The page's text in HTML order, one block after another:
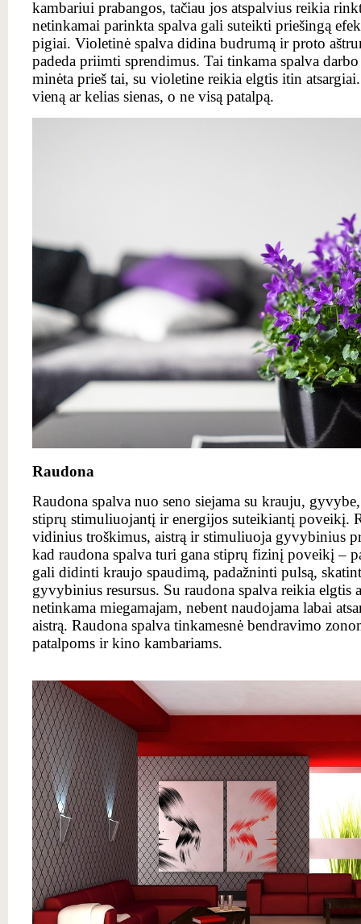
kambariui prabangos, tačiau jos atspalvius reikia
netinkamai parinkta spalva gali suteikti priešingą
pigiai. Violetinė spalva didina budrumą ir proto
padeda priimti sprendimus. Tai tinkama spalva
minėta prieš tai, su violetine reikia elgtis itin
vieną ar kelias sienas, o ne visą patalpą.
Raudona
Raudona spalva nuo seno siejama su krauju,
stiprų stimuliuojantį ir energijos suteikiantį poveikį.
vidinius troškimus, aistrą ir stimuliuoja gyvybinius
kad raudona spalva turi gana stiprų fizinį poveikį –
gali didinti kraujo spaudimą, padažninti pulsą,
gyvybinius resursus. Su raudona spalva reikia elgtis
netinkama miegamajam, nebent naudojama labai
aistrą. Raudona spalva tinkamesnė bendravimo
patalpoms ir kino kambariams.